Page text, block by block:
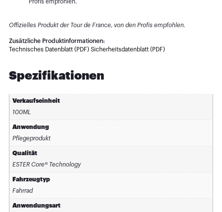
Profis empfohlen.
Offizielles Produkt der Tour de France, von den Profis empfohlen.
Zusätzliche Produktinformationen:
Technisches Datenblatt (PDF) Sicherheitsdatenblatt (PDF)
Spezifikationen
Verkaufseinheit
100ML
Anwendung
Pflegeprodukt
Qualität
ESTER Core® Technology
Fahrzeugtyp
Fahrrad
Anwendungsart